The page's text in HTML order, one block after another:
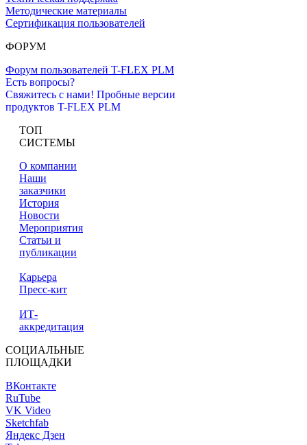
Методические материалы
Сертификация пользователей
ФОРУМ
Форум пользователей T-FLEX PLM
Есть вопросы?
Свяжитесь с нами! Пробные версии
продуктов T-FLEX PLM
ТОП
СИСТЕМЫ
О компании
Наши
заказчики
История
Новости
Мероприятия
Статьи и
публикации
Карьера
Пресс-кит
ИТ-
аккредитация
СОЦИАЛЬНЫЕ
ПЛОЩАДКИ
ВКонтакте
RuTube
VK Video
Sketchfab
Яндекс Дзен